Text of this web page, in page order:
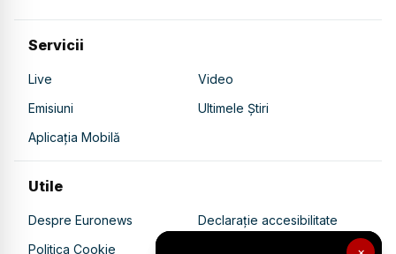
Servicii
Live
Video
Emisiuni
Ultimele Știri
Aplicația Mobilă
Utile
Despre Euronews
Declarație accesibilitate
Politica Cookie
Politica de confidențialitate